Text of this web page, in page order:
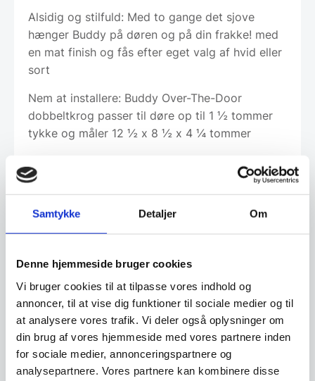
Samtykke Detaljer Om
Denne hjemmeside bruger cookies
Vi bruger cookies til at tilpasse vores indhold og
annoncer, til at vise dig funktioner til sociale medier og til
at analysere vores trafik. Vi deler også oplysninger om
din brug af vores hjemmeside med vores partnere inden
for sociale medier, annonceringspartnere og
analysepartnere. Vores partnere kan kombinere disse
Alsidig og stilfuld: Med to gange det sjove
hænger Buddy på døren og på din frakke! med
en mat finish og fås efter eget valg af hvid eller
sort
Nem at installere: Buddy Over-The-Door
dobbeltkrog passer til døre op til 1 ½ tommer
tykke og måler 12 ½ x 8 ½ x 4 ¼ tommer
Leveringsmetode
Har du spørgsmål til varen? Klik her
Vi prismatcher - Klik her
Relaterede varer